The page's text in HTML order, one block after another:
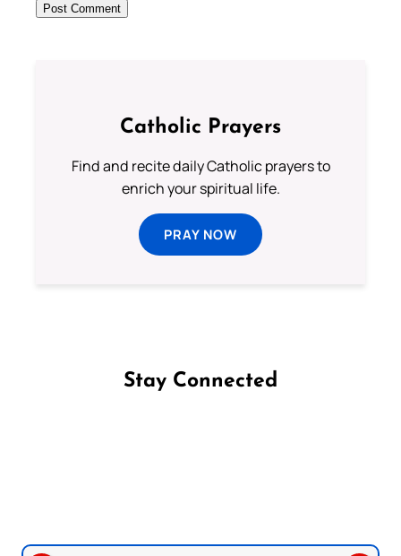
Catholic Prayers
Find and recite daily Catholic prayers to
enrich your spiritual life.
PRAY NOW
Stay Connected